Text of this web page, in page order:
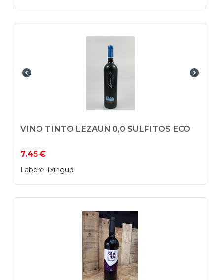
VINO TINTO LEZAUN 0,0 SULFITOS ECO
7.45€
Labore Txingudi